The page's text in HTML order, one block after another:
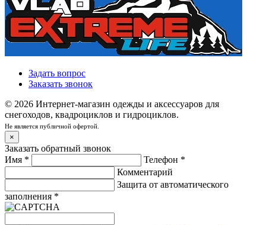
Задать вопрос
Заказать звонок
© 2026 Интернет-магазин одежды и аксессуаров для
снегоходов, квадроциклов и гидроциклов.
Не является публичной офертой.
×
Заказать обратный звонок
Имя * Телефон *
Комментарий
Защита от автоматического
заполнения *